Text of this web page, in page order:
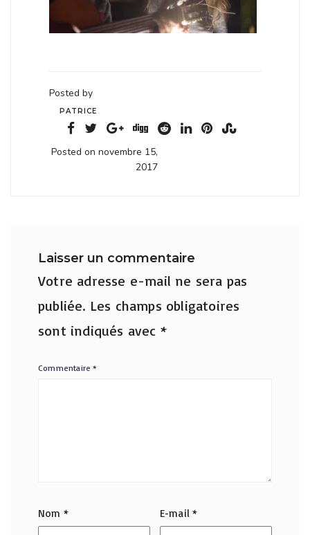
Posted by
PATRICE
Posted on novembre 15,
2017
Laisser un commentaire
Votre adresse e-mail ne sera pas
publiée. Les champs obligatoires
sont indiqués avec *
Commentaire*
Nom * E-mail*